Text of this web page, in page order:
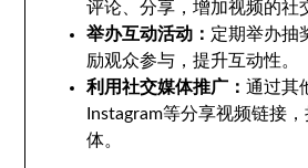
评论、分享，增加视频的社
举办互动活动： 定期举办抽
励观众参与，提升互动性。
利用社交媒体推广：通过其
Instagram等分享视频链接
体。